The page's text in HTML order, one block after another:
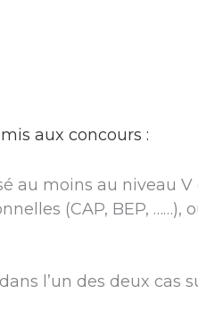
aux concours :
au moins au niveau V
(CAP, BEP, ……),
l’un des deux cas